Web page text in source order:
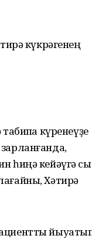
күкрәгенең
күренеүҙе
һиңә кейәүгә сыҡ
Хәтирә